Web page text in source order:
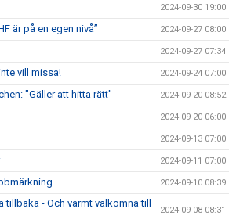
2024-09-30 19:00
är på en egen nivå” 2024-09-27 08:00
2024-09-27 07:34
vill missa! 2024-09-24 07:00
"Gäller att hitta rätt" 2024-09-20 08:52
2024-09-20 06:00
2024-09-13 07:00
2024-09-11 07:00
2024-09-10 08:39
tillbaka - Och varmt välkomna till
2024-09-08 08:31